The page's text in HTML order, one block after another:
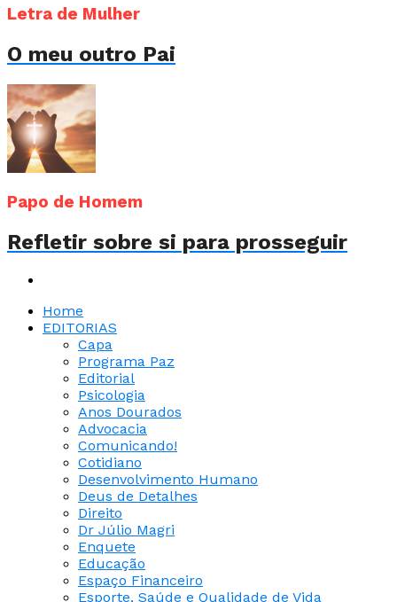
Letra de Mulher
O meu outro Pai
Papo de Homem
Refletir sobre si para prosseguir
Home
EDITORIAS
Capa
Programa Paz
Editorial
Psicologia
Anos Dourados
Advocacia
Comunicando!
Cotidiano
Desenvolvimento Humano
Deus de Detalhes
Direito
Dr Júlio Magri
Enquete
Educação
Espaço Financeiro
Esporte, Saúde e Qualidade de Vida